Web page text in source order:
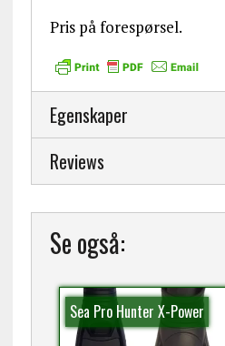
Pris på forespørsel.
Egenskaper
Reviews
Se også:
Sea Pro Hunter X-Power